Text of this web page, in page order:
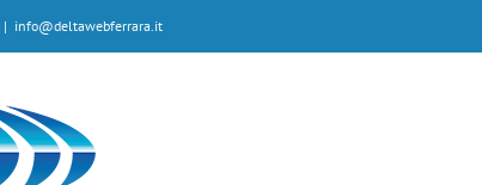
| info@deltawebferrara.it